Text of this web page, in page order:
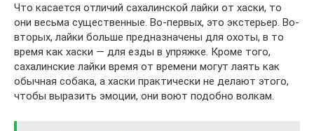
Что касается отличий сахалинской лайки от хаски, то
они весьма существенные. Во-первых, это экстерьер. Во-
вторых, лайки больше предназначены для охоты, в то
время как хаски — для езды в упряжке. Кроме того,
сахалинские лайки время от времени могут лаять как
обычная собака, а хаски практически не делают этого,
чтобы выразить эмоции, они воют подобно волкам.